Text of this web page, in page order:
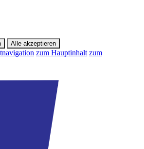
Alle akzeptieren
zum Hauptinhalt zum